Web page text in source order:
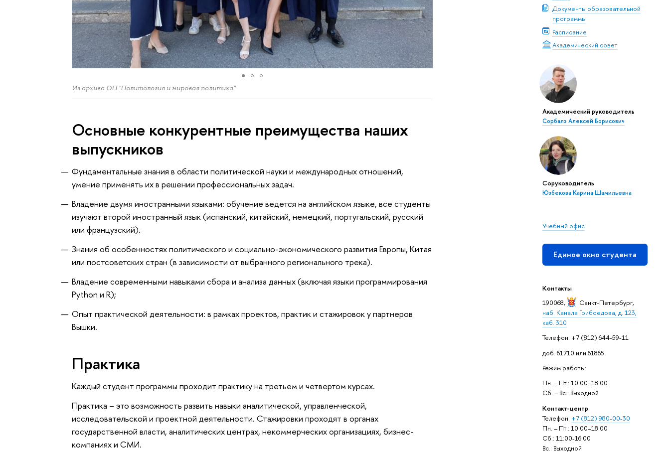
Документы образовательной
программы
Расписание
Академический совет
Академический руководитель
Сорбалэ Алексей Борисович
Соруководитель
Юзбекова Карина Шамильевна
Учебный офис
Единое окно студента
Контакты
190068,
Санкт-Петербург,
наб. Канала Грибоедова, д. 123,
каб. 310
Телефон: +7 (812) 644-59-11
доб. 61710 или 61865
Режим работы:
Пн. – Пт.: 10:00–18:00
Сб. – Вс.: Выходной
Контакт-центр
Телефон: +7 (812) 980-00-30
Пн. – Пт.: 10:00–18:00
Сб.: 11:00-16:00
Вс.: Выходной
Из архива ОП "Политология и мировая политика"
Основные конкурентные преимущества наших
выпускников
Фундаментальные знания в области политической науки и международных отношений,
умение применять их в решении профессиональных задач.
Владение двумя иностранными языками: обучение ведется на английском языке, все студенты
изучают второй иностранный язык (испанский, китайский, немецкий, португальский, русский
или французский).
Знания об особенностях политического и социально-экономического развития Европы, Китая
или постсоветских стран (в зависимости от выбранного регионального трека).
Владение современными навыками сбора и анализа данных (включая языки программирования
Python и R);
Опыт практической деятельности: в рамках проектов, практик и стажировок у партнеров
Вышки.
Практика
Каждый студент программы проходит практику на третьем и четвертом курсах.
Практика – это возможность развить навыки аналитической, управленческой,
исследовательской и проектной деятельности. Стажировки проходят в органах
государственной власти, аналитических центрах, некоммерческих организациях, бизнес-
компаниях и СМИ.